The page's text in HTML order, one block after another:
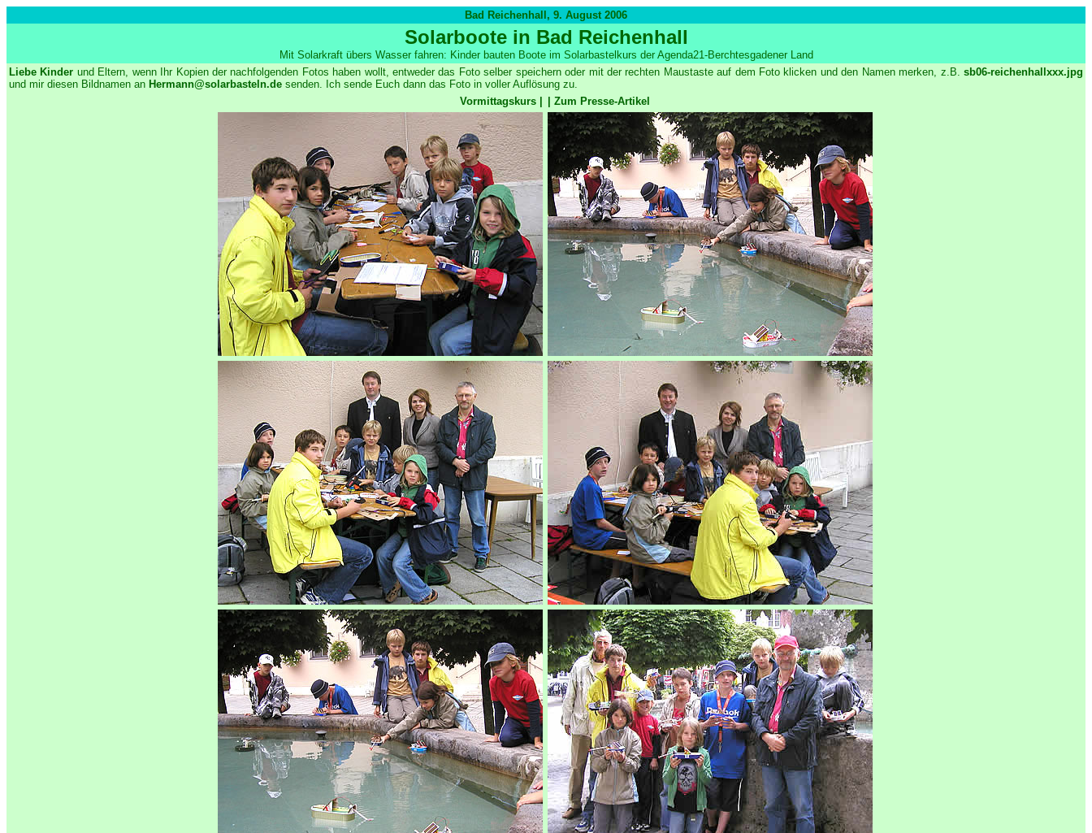
Bad Reichenhall, 9. August 2006
Solarboote in Bad Reichenhall
Mit Solarkraft übers Wasser fahren: Kinder bauten Boote im Solarbastelkurs der Agenda21-Berchtesgadener Land
Liebe Kinder und Eltern, wenn Ihr Kopien der nachfolgenden Fotos haben wollt, entweder das Foto selber speichern oder mit der rechten Maustaste auf dem Foto klicken und den Namen merken, z.B.sb06-reichenhallxxx.jpg
und mir diesen Bildnamen an Hermann@solarbasteln.de senden. Ich sende Euch dann das Foto in voller Auflösung zu.
Vormittagskurs |
| Zum Presse-Artikel